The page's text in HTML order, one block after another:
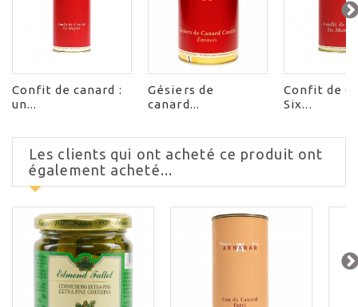
Confit de canard :
un...
Gésiers de
canard...
Confit de
Six...
Les clients qui ont acheté ce produit ont
également acheté...